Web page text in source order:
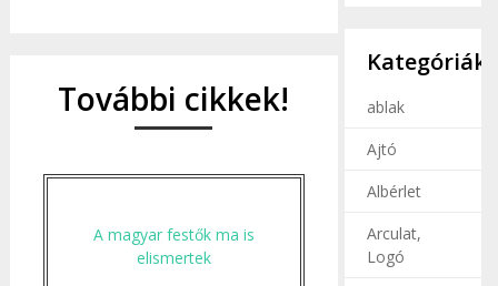
További cikkek!
A magyar festők ma is
elismertek
Kategóriák
ablak
Ajtó
Albérlet
Arculat,
Logó